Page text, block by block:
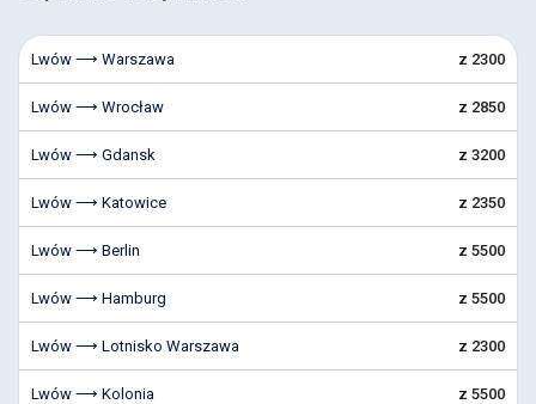
Lwów ⟶ Warszawa z 2300
Lwów ⟶ Wrocław z 2850
Lwów ⟶ Gdansk z 3200
Lwów ⟶ Katowice z 2350
Lwów ⟶ Berlin z 5500
Lwów ⟶ Hamburg z 5500
Lwów ⟶ Lotnisko Warszawa z 2300
Lwów ⟶ Kolonia z 5500